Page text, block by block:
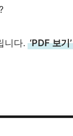
니다.‘PDF 보기